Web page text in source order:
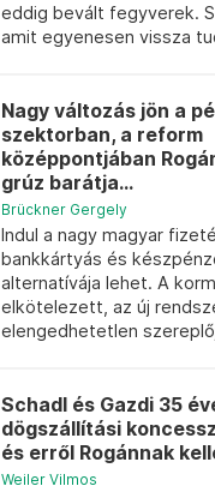
eddig bevált fegyverek.
amit egyenesen vissza
Nagy változás jön a
szektorban, a reform
középpontjában
grúz barátja...
Brückner Gergely
Indul a nagy magyar
bankkártyás és
alternatívája lehet. A
elkötelezett, az új
elengedhetetlen
Schadl és Gazdi 35
dögszállítási
és erről Rogánnak
Weiler Vilmos